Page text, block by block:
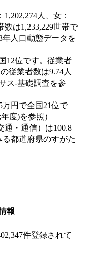
人、女：
数は1,233,229世帯で
人口動態データを
12位です。従業者
従業者数は9.74人
ス‐基礎調査を参
円で全国21位で
度)を参照）
通・通信）は100.8
都道府県のすがた
報
件登録されて